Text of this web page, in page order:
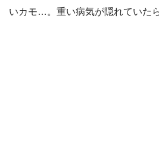
いカモ…。重い病気が隠れていた